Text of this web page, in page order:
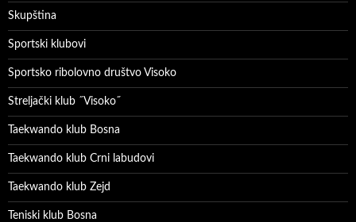
Skupština
Sportski klubovi
Sportsko ribolovno društvo Visoko
Streljački klub ˝Visoko˝
Taekwando klub Bosna
Taekwando klub Crni labudovi
Taekwando klub Zejd
Teniski klub Bosna